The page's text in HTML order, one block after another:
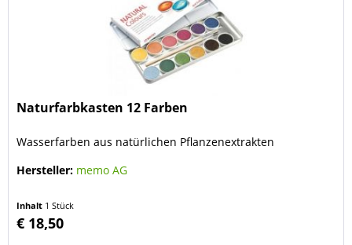
Naturfarbkasten 12 Farben
Wasserfarben aus natürlichen Pflanzenextrakten
Hersteller: memo AG
Inhalt 1 Stück
€ 18,50